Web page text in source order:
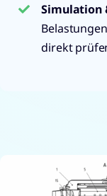
Simulation
direkt